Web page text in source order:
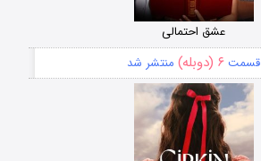
عشق احتمالی
قسمت ۶ (دوبله) منتشر شد